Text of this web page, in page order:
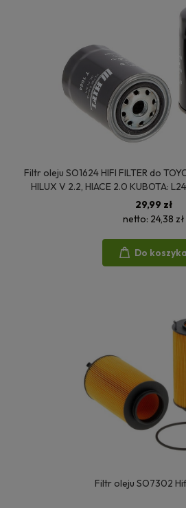
Filtr oleju SO1624 HIFI FILTER do
HILUX V 2.2, HIACE 2.0 KUBOTA:
HARDBODY 2.4,
29,99 zł
netto: 24,38 zł
Do koszyka
Filtr oleju SO7302